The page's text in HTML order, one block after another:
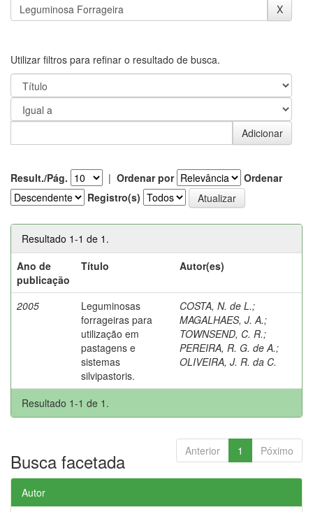
Utilizar filtros para refinar o resultado de busca.
Result./Pág. | Ordenar por
Ordenar
Registro(s)
Resultado 1-1 de 1.
Ano de
publicação
Título Autor(es)
2005
Leguminosas
forrageiras para
utilização em
pastagens e
sistemas
silvipastoris.
COSTA, N. de L.;
MAGALHAES, J. A.;
TOWNSEND, C. R.;
PEREIRA, R. G. de A.;
OLIVEIRA, J. R. da C.
Resultado 1-1 de 1.
Anterior 1 Póximo
Busca facetada
Autor